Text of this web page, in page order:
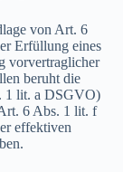
von Art. 6
Erfüllung eines
vorvertraglicher
beruht die
1 lit. a DSGVO)
6 Abs. 1 lit. f
effektiven